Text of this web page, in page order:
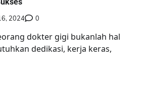
2024 0
dokter gigi bukanlah hal
dedikasi, kerja keras,